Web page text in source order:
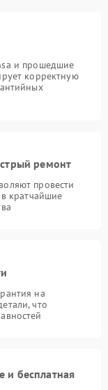
и прошедшие
корректную
ремонт
провести
в кратчайшие
на
что
и бесплатная